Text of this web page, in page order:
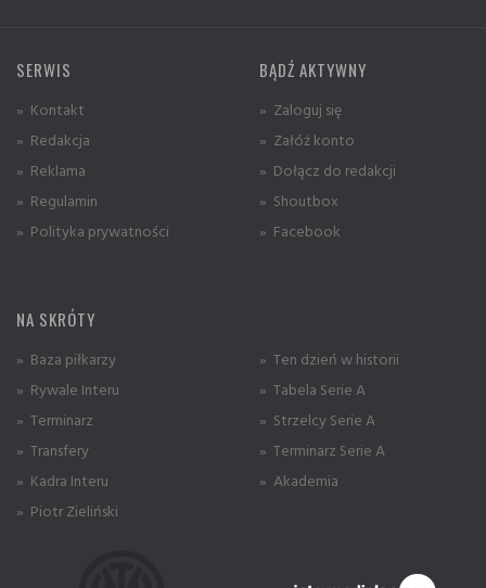
SERWIS
» Kontakt
» Redakcja
» Reklama
» Regulamin
» Polityka prywatności
BĄDŹ AKTYWNY
» Zaloguj się
» Załóż konto
» Dołącz do redakcji
» Shoutbox
» Facebook
NA SKRÓTY
» Baza piłkarzy
» Rywale Interu
» Terminarz
» Transfery
» Kadra Interu
» Piotr Zieliński
» Ten dzień w historii
» Tabela Serie A
» Strzelcy Serie A
» Terminarz Serie A
» Akademia